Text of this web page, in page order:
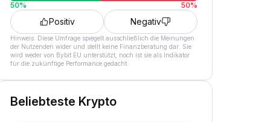
50% 50%
Positiv Negativ
Hinweis: Diese Umfrage spiegelt ausschließlich die Meinungen
der Nutzenden wider und stellt keine Finanzberatung dar. Sie
wird weder von Bybit EU unterstützt, noch ist sie als Indikator
für die zukünftige Performance gedacht.
Beliebteste Krypto